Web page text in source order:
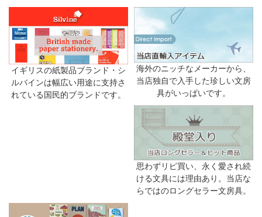
イギリスの紙製品ブランド・シ
ルバインは幅広い用途に支持さ
れている国民的ブランドです。
海外のニッチなメーカーから、
当店独自で入手した珍しい文房
具がいっぱいです。
思わずリピ買い、永く愛され続
ける文具には理由あり。当店な
らではのロングセラー文房具。